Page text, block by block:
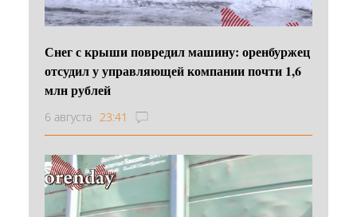
Снег с крыши повредил машину: оренбуржец
отсудил у управляющей компании почти 1,6
млн рублей
6 августа 23:41